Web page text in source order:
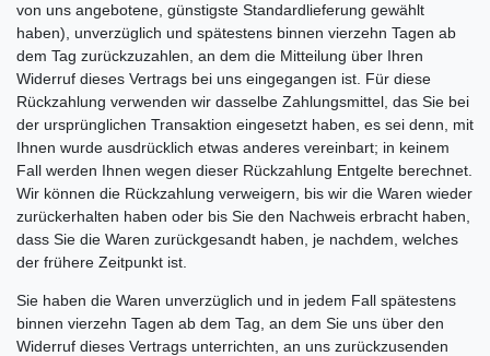
von uns angebotene, günstigste Standardlieferung gewählt
haben), unverzüglich und spätestens binnen vierzehn Tagen ab
dem Tag zurückzuzahlen, an dem die Mitteilung über Ihren
Widerruf dieses Vertrags bei uns eingegangen ist. Für diese
Rückzahlung verwenden wir dasselbe Zahlungsmittel, das Sie bei
der ursprünglichen Transaktion eingesetzt haben, es sei denn, mit
Ihnen wurde ausdrücklich etwas anderes vereinbart; in keinem
Fall werden Ihnen wegen dieser Rückzahlung Entgelte berechnet.
Wir können die Rückzahlung verweigern, bis wir die Waren wieder
zurückerhalten haben oder bis Sie den Nachweis erbracht haben,
dass Sie die Waren zurückgesandt haben, je nachdem, welches
der frühere Zeitpunkt ist.
Sie haben die Waren unverzüglich und in jedem Fall spätestens
binnen vierzehn Tagen ab dem Tag, an dem Sie uns über den
Widerruf dieses Vertrags unterrichten, an uns zurückzusenden